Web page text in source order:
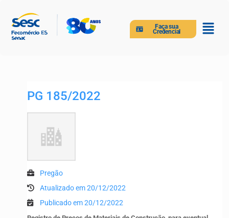
Faça sua
Credencial
PG 185/2022
Pregão
Atualizado em 20/12/2022
Publicado em 20/12/2022